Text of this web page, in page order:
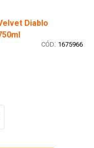
Diablo
: 1675966